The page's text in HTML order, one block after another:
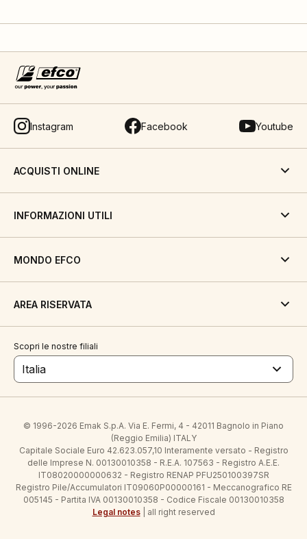
Instagram Facebook Youtube
ACQUISTI ONLINE
INFORMAZIONI UTILI
MONDO EFCO
AREA RISERVATA
Scopri le nostre filiali
Italia
© 1996-2026 Emak S.p.A. Via E. Fermi, 4 - 42011 Bagnolo in Piano
(Reggio Emilia) ITALY
Capitale Sociale Euro 42.623.057,10 Interamente versato - Registro
delle Imprese N. 00130010358 - R.E.A. 107563 - Registro A.E.E.
IT08020000000632 - Registro RENAP PFU250100397SR
Registro Pile/Accumulatori IT09060P00000161 - Meccanografico RE
005145 - Partita IVA 00130010358 - Codice Fiscale 00130010358
Legal notes| all right reserved